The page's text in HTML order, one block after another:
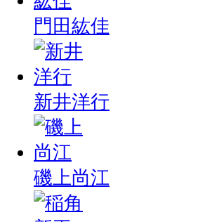
門田紘佳
新井洋行
磯上尚江